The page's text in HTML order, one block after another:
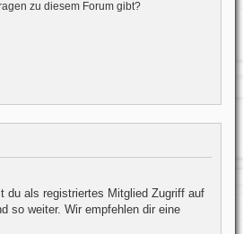
zu diesem Forum gibt?
du als registriertes Mitglied Zugriff auf
so weiter. Wir empfehlen dir eine